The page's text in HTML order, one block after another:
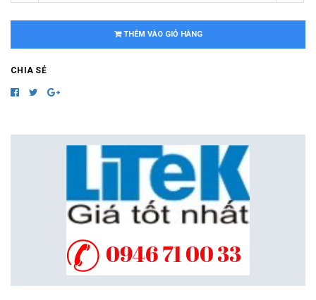
THÊM VÀO GIỎ HÀNG
CHIA SẺ